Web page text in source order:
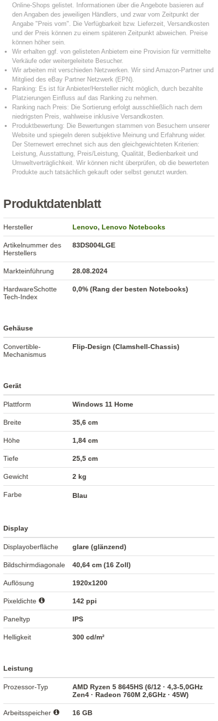
Produktdatenblatt
Hersteller Lenovo,Lenovo Notebooks
Artikelnummer des
Herstellers
83DS004LGE
Markteinführung 28.08.2024
HardwareSchotte
Tech-Index
0,0% (Rang der besten Notebooks)
Gehäuse
Convertible-
Mechanismus
Flip-Design (Clamshell-Chassis)
Gerät
Plattform Windows 11 Home
Breite 35,6 cm
Höhe 1,84 cm
Tiefe 25,5 cm
Gewicht 2 kg
Farbe Blau
Display
Displayoberfläche glare (glänzend)
Bildschirmdiagonale 40,64 cm (16 Zoll)
Auflösung 1920x1200
Pixeldichte 142 ppi
Paneltyp IPS
Helligkeit 300 cd/m²
Leistung
Prozessor-Typ
AMD Ryzen 5 8645HS (6/12 · 4,3-5,0GHz
Zen4 · Radeon 760M 2,6GHz · 45W)
Arbeitsspeicher 16 GB